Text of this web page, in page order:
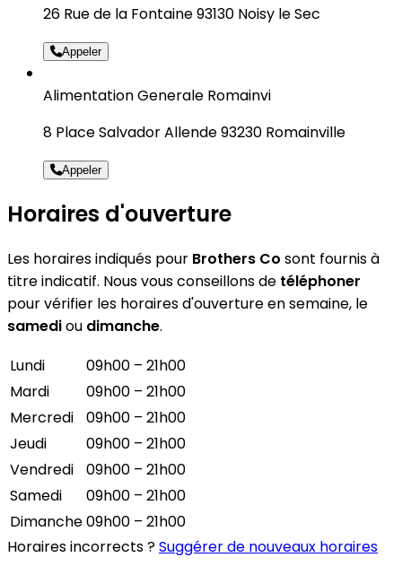
26 Rue de la Fontaine 93130 Noisy le Sec
Appeler
Alimentation Generale Romainvi
8 Place Salvador Allende 93230 Romainville
Appeler
Horaires d'ouverture
Les horaires indiqués pour Brothers Co sont fournis à
titre indicatif. Nous vous conseillons de téléphoner
pour vérifier les horaires d'ouverture en semaine, le
samediou dimanche.
Lundi
09h00 – 21h00
Mardi
09h00 – 21h00
Mercredi
09h00 – 21h00
Jeudi
09h00 – 21h00
Vendredi
09h00 – 21h00
Samedi
09h00 – 21h00
Dimanche09h00 – 21h00
Horaires incorrects ?Suggérer de nouveaux horaires